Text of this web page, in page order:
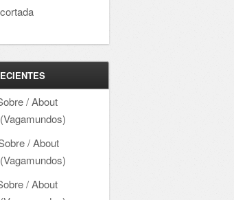
/ About
/ About
/ About